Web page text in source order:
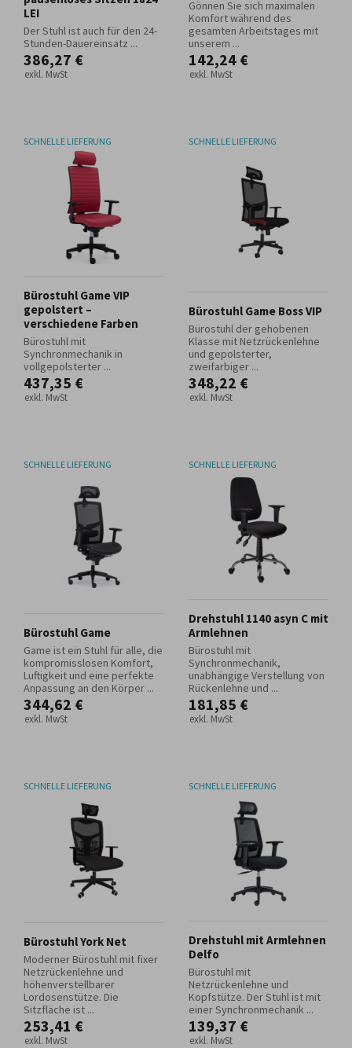
LEI
Der Stuhl ist auch für den 24-
Stunden-Dauereinsatz ...
386,27 €
exkl. MwSt
Gönnen Sie sich maximalen
Komfort während des
gesamten Arbeitstages mit
unserem ...
142,24 €
exkl. MwSt
SCHNELLE LIEFERUNG
Bürostuhl Game VIP
gepolstert –
verschiedene Farben
Bürostuhl mit
Synchronmechanik in
vollgepolsterter ...
437,35 €
exkl. MwSt
SCHNELLE LIEFERUNG
Bürostuhl Game Boss VIP
Bürostuhl der gehobenen
Klasse mit Netzrückenlehne
und gepolsterter,
zweifarbiger ...
348,22 €
exkl. MwSt
SCHNELLE LIEFERUNG
Bürostuhl Game
Game ist ein Stuhl für alle, die
kompromisslosen Komfort,
Luftigkeit und eine perfekte
Anpassung an den Körper ...
344,62 €
exkl. MwSt
SCHNELLE LIEFERUNG
Drehstuhl 1140 asyn C mit
Armlehnen
Bürostuhl mit
Synchronmechanik,
unabhängige Verstellung von
Rückenlehne und ...
181,85 €
exkl. MwSt
SCHNELLE LIEFERUNG
Bürostuhl York Net
Moderner Bürostuhl mit fixer
Netzrückenlehne und
höhenverstellbarer
Lordosenstütze. Die
Sitzfläche ist ...
253,41 €
exkl. MwSt
SCHNELLE LIEFERUNG
Drehstuhl mit Armlehnen
Delfo
Bürostuhl mit
Netzrückenlehne und
Kopfstütze. Der Stuhl ist mit
einer Synchronmechanik ...
139,37 €
exkl. MwSt